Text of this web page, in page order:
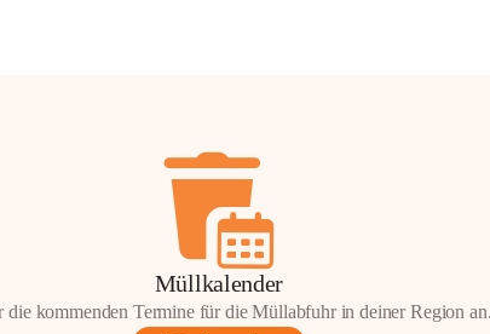
Müllkalender
die kommenden Termine für die Müllabfuhr in deiner Region